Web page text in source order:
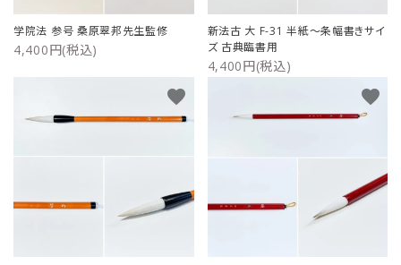
学院法 参号 桑原翠邦先生監修
4,400円(税込)
新法古 大 F-31 半紙～条幅書きサイ
ズ 古典臨書用
4,400円(税込)
favorite favorite